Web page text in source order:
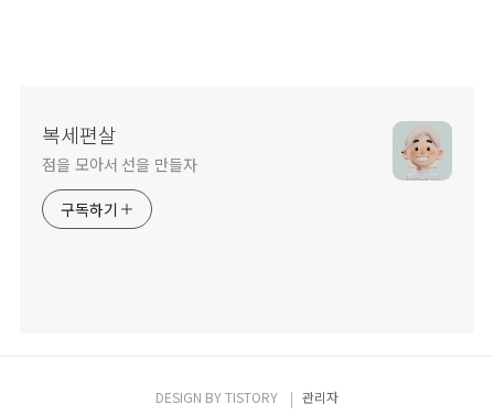
복세편살
점을 모아서 선을 만들자
구독하기
DESIGN BYTISTORY 관리자